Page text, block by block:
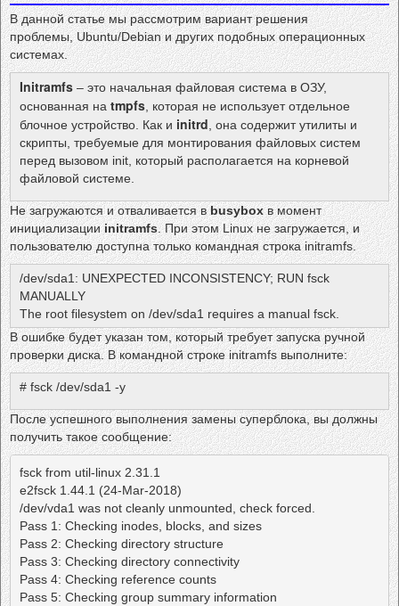
В данной статье мы рассмотрим вариант решения
проблемы, Ubuntu/Debian и других подобных операционных
системах.
Initramfs – это начальная файловая система в ОЗУ,
основанная на tmpfs , которая не использует отдельное
блочное устройство. Как и initrd , она содержит утилиты и
скрипты, требуемые для монтирования файловых систем
перед вызовом init, который располагается на корневой
файловой системе.
Не загружаются и отваливается вbusyboxв момент
инициализацииinitramfs. При этом Linux не загружается, и
пользователю доступна только командная строка initramfs.
/dev/sda1: UNEXPECTED INCONSISTENCY; RUN fsck
MANUALLY
The root filesystem on /dev/sda1 requires a manual fsck.
В ошибке будет указан том, который требует запуска ручной
проверки диска. В командной строке initramfs выполните:
# fsck /dev/sda1 -y
После успешного выполнения замены суперблока, вы должны
получить такое сообщение:
fsck from util-linux 2.31.1
e2fsck 1.44.1 (24-Mar-2018)
/dev/vda1 was not cleanly unmounted, check forced.
Pass 1: Checking inodes, blocks, and sizes
Pass 2: Checking directory structure
Pass 3: Checking directory connectivity
Pass 4: Checking reference counts
Pass 5: Checking group summary information